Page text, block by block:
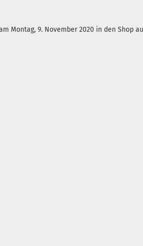
Montag, 9. November 2020 in den Shop